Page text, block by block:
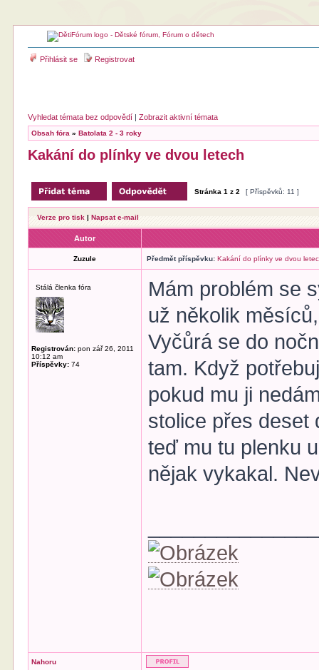
Přihlásit se Registrovat
Vyhledat témata bez odpovědí |Zobrazit aktivní témata
Obsah fóra »Batolata 2 - 3 roky
Kakání do plínky ve dvou letech
Stránka1 z2 [ Příspěvků: 11 ]
Verze pro tisk |Napsat e-mail
Autor
Zuzule Předmět příspěvku: Kakání do plínky ve dvou
Stálá členka fóra
Registrován: pon zář 26, 2011
10:12 am
Příspěvky: 74
Mám problém se
už několik
Vyčůrá se do
tam. Když
pokud mu ji
stolice přes deset
teď mu tu plenku
nějak vykakal.
Nahoru